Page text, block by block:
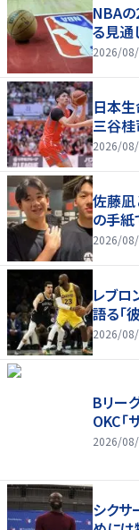
NBA
る見
2026/
日本
三谷
2026/
佐藤
の手紙
2026/
レブ
語る「
2026/
Bリー
OKC「
2026/
シクサ